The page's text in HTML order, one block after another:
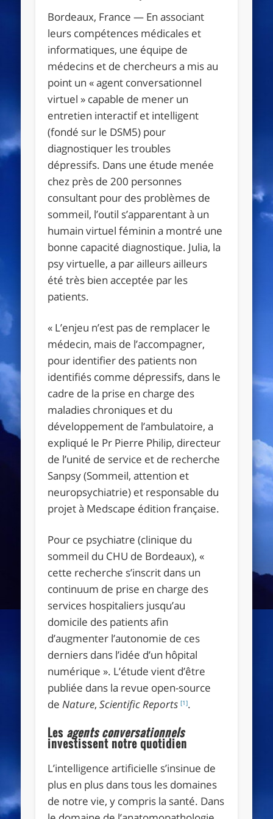
Bordeaux, France — En associant
leurs compétences médicales et
informatiques, une équipe de
médecins et de chercheurs a mis au
point un « agent conversationnel
virtuel » capable de mener un
entretien interactif et intelligent
(fondé sur le DSM5) pour
diagnostiquer les troubles
dépressifs. Dans une étude menée
chez près de 200 personnes
consultant pour des problèmes de
sommeil, l’outil s’apparentant à un
humain virtuel féminin a montré une
bonne capacité diagnostique. Julia, la
psy virtuelle, a par ailleurs ailleurs
été très bien acceptée par les
patients.
« L’enjeu n’est pas de remplacer le
médecin, mais de l’accompagner,
pour identifier des patients non
identifiés comme dépressifs, dans le
cadre de la prise en charge des
maladies chroniques et du
développement de l’ambulatoire, a
expliqué le Pr Pierre Philip, directeur
de l’unité de service et de recherche
Sanpsy(Sommeil, attention et
neuropsychiatrie) et responsable du
projet à Medscape édition française.
Pour ce psychiatre (clinique du
sommeil du CHU de Bordeaux), «
cette recherche s’inscrit dans un
continuum de prise en charge des
services hospitaliers jusqu’au
domicile des patients afin
d’augmenter l’autonomie de ces
derniers dans l’idée d’un hôpital
numérique ». L’étude vient d’être
publiée dans la revue open-source
deNature,Scientific Reports[1].
Les agents conversationnels
investissent notre quotidien
L’intelligence artificielle s’insinue de
plus en plus dans tous les domaines
de notre vie, y compris la santé. Dans